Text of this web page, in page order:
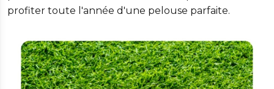
profiter toute l'année d'une pelouse parfaite.